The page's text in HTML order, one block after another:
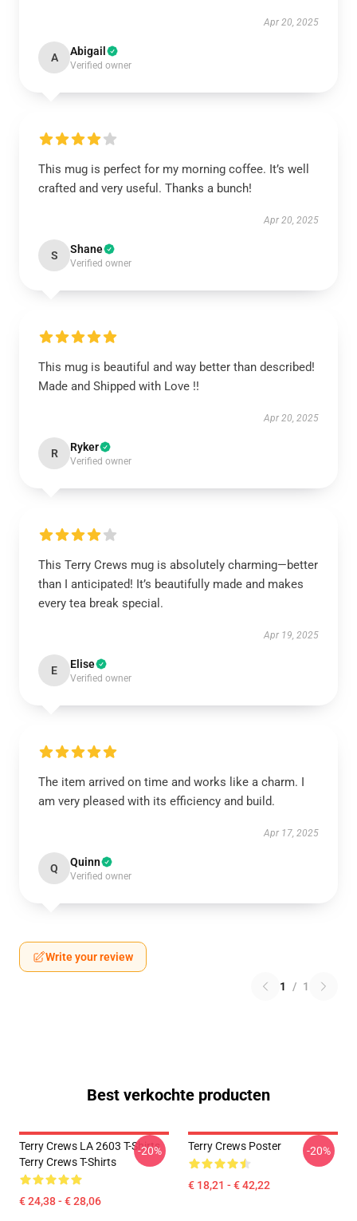
Apr 20, 2025
A Abigail
Verified owner
This mug is perfect for my morning coffee. It’s well
crafted and very useful. Thanks a bunch!
Apr 20, 2025
S Shane
Verified owner
This mug is beautiful and way better than described!
Made and Shipped with Love !!
Apr 20, 2025
R Ryker
Verified owner
This Terry Crews mug is absolutely charming—better
than I anticipated! It’s beautifully made and makes
every tea break special.
Apr 19, 2025
E Elise
Verified owner
The item arrived on time and works like a charm. I
am very pleased with its efficiency and build.
Apr 17, 2025
Q Quinn
Verified owner
Write your review
1 / 1
Best verkochte producten
Terry Crews LA 2603 T-Shirts
Terry Crews T-Shirts
€ 24,38 - € 28,06
-20% Terry Crews Poster
€ 18,21 - € 42,22
-20%